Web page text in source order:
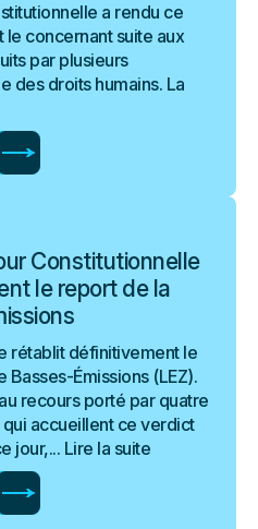
a rendu ce
concernant suite aux
par plusieurs
des droits humains. La
Constitutionnelle
le report de la
rétablit définitivement le
Émissions (LEZ).
recours porté par quatre
qui accueillent ce verdict
jour,... Lire la suite